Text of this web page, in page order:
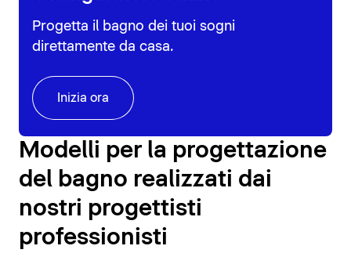
Progetta il bagno dei tuoi sogni
direttamente da casa.
Inizia ora
Modelli per la progettazione
del bagno realizzati dai
nostri progettisti
professionisti